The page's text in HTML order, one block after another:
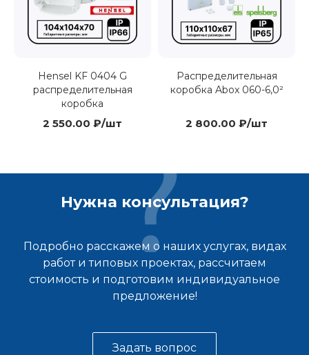
Hensel KF 0404 G
распределительная
коробка
2 550.00 ₽/шт
Распределительная
коробка Abox 060-6,0²
2 800.00 ₽/шт
Нужна консультация?
Подробно расскажем о наших услугах, видах
работ и типовых проектах, рассчитаем
стоимость и подготовим индивидуальное
предложение!
Задать вопрос